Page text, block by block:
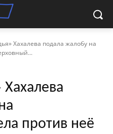
Хахалева подала жалобу на
Хахалева
против неё